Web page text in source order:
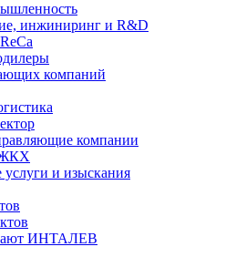
инжиниринг и R&D
компаний
компании
ЖКХ
услуги и изыскания
ИНТАЛЕВ